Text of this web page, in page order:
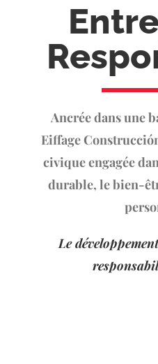
Ancrée dans une
Eiffage
civique engagée
durable, le bien-
Le